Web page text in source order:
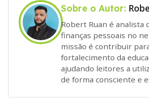
Sobre o Autor:
Robert Ruan é analista
finanças pessoais no
missão é contribuir
fortalecimento da
ajudando leitores a
de forma consciente e